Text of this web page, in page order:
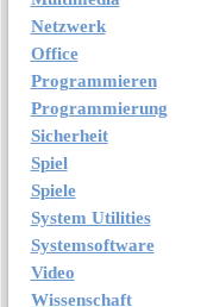
Netzwerk
Office
Programmieren
Programmierung
Sicherheit
Spiel
Spiele
System Utilities
Systemsoftware
Video
Wissenschaft